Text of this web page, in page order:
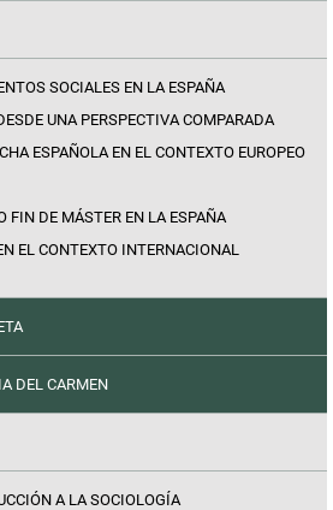
SOCIALES EN LA ESPAÑA
UNA PERSPECTIVA COMPARADA
ESPAÑOLA EN EL CONTEXTO EUROPEO
FIN DE MÁSTER EN LA ESPAÑA
EL CONTEXTO INTERNACIONAL
DEL CARMEN
A LA SOCIOLOGÍA